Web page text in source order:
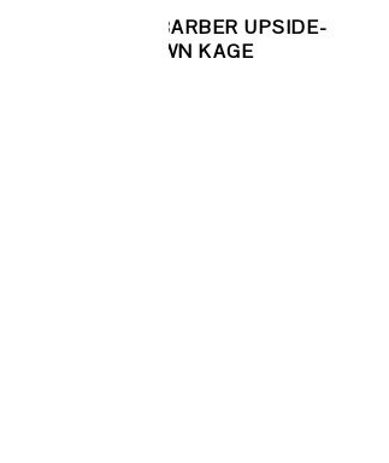
RABARBER UPSIDE-
DOWN KAGE